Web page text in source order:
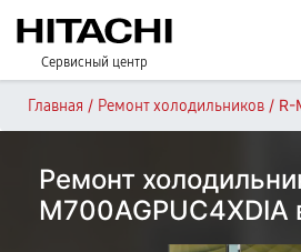
Сервисный центр
Главная / Ремонт холодильников / R-
Ремонт
M700AGPUC4XDIA